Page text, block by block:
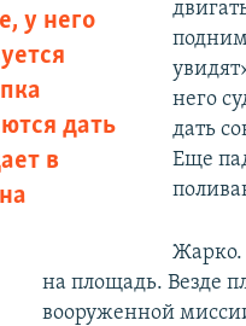
у него
дать
в
него
дать
Еще
Жарко.
на площадь. Везде
вооруженной